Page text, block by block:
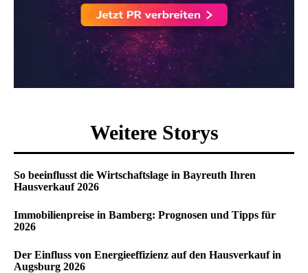
Weitere Storys
So beeinflusst die Wirtschaftslage in Bayreuth Ihren
Hausverkauf 2026
Immobilienpreise in Bamberg: Prognosen und Tipps für
2026
Der Einfluss von Energieeffizienz auf den Hausverkauf in
Augsburg 2026